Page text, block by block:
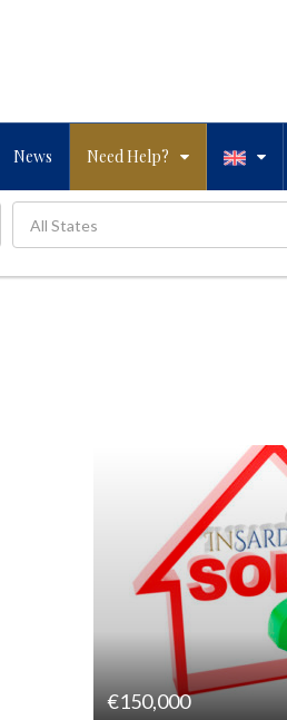
News Need Help?
All States
€150,000